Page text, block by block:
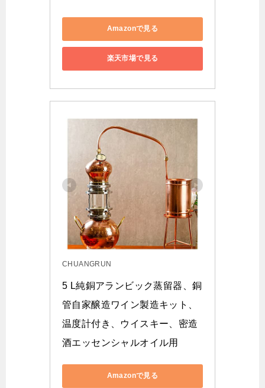
Amazonで見る
楽天市場で見る
CHUANGRUN
5 L純銅アランビック蒸留器、銅
管自家醸造ワイン製造キット、
温度計付き、ウイスキー、密造
酒エッセンシャルオイル用
Amazonで見る